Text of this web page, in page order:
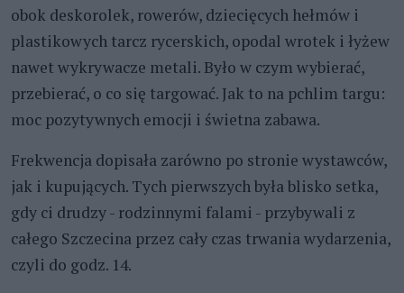
obok deskorolek, rowerów, dziecięcych hełmów i
plastikowych tarcz rycerskich, opodal wrotek i łyżew
nawet wykrywacze metali. Było w czym wybierać,
przebierać, o co się targować. Jak to na pchlim targu:
moc pozytywnych emocji i świetna zabawa.
Frekwencja dopisała zarówno po stronie wystawców,
jak i kupujących. Tych pierwszych była blisko setka,
gdy ci drudzy - rodzinnymi falami - przybywali z
całego Szczecina przez cały czas trwania wydarzenia,
czyli do godz. 14.